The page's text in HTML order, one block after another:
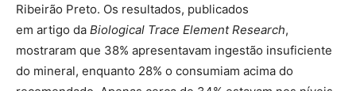
Ribeirão Preto. Os resultados, publicados
em artigo da Biological Trace Element Research,
mostraram que 38% apresentavam ingestão insuficiente
do mineral, enquanto 28% o consumiam acima do